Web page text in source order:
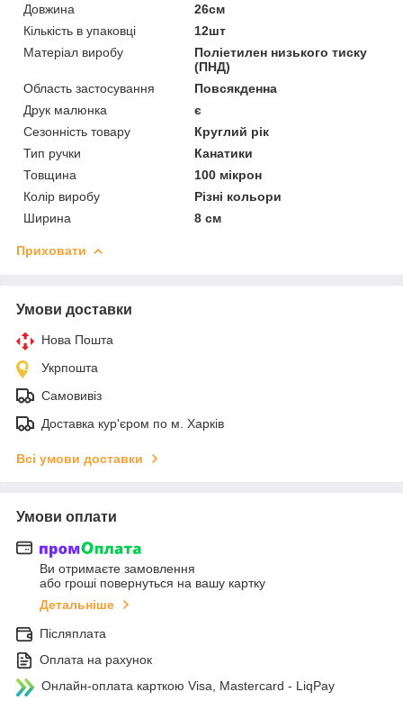
Довжина
26см
Кількість в упаковці
12шт
Матеріал виробу
Поліетилен низького тиску
(ПНД)
Область застосування
Повсякденна
Друк малюнка
є
Сезонність товару
Круглий рік
Тип ручки
Канатики
Товщина
100 мікрон
Колір виробу
Різні кольори
Ширина
8 см
Приховати
Умови доставки
Нова Пошта
Укрпошта
Самовивіз
Доставка кур'єром по м. Харків
Всі умови доставки
Умови оплати
Ви отримаєте замовлення
або гроші повернуться на вашу картку
Детальніше
Післяплата
Оплата на рахунок
Онлайн-оплата карткою Visa, Mastercard - LiqPay